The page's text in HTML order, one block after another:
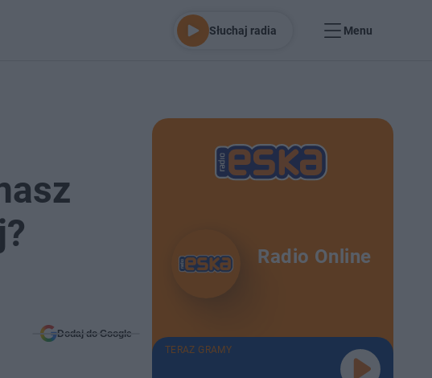
Słuchaj radia Menu
Dodaj do Google
Radio Online
TERAZ GRAMY